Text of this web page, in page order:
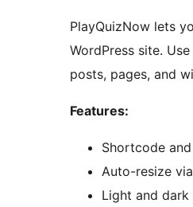
PlayQuizNow lets
WordPress site.
posts, pages, and
Features:
Shortcode
Auto-resize
Light and